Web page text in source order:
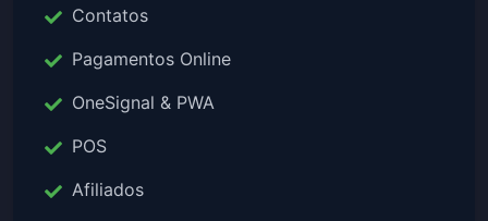
Contatos
Pagamentos Online
OneSignal & PWA
POS
Afiliados